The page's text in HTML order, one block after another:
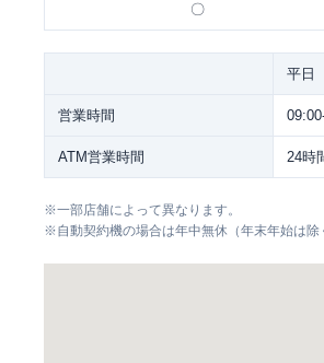
〇
平日
営業時間
ATM営業時間 24時
※一部店舗によって異なります。
※自動契約機の場合は年中無休（年末年始は除